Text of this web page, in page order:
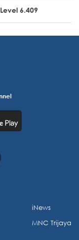
6.409
iNews
MNC Trijaya